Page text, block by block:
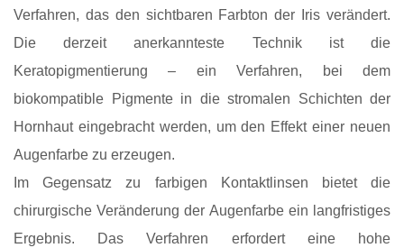
Verfahren, das den sichtbaren Farbton der Iris verändert.
Die derzeit anerkannteste Technik ist die
Keratopigmentierung – ein Verfahren, bei dem
biokompatible Pigmente in die stromalen Schichten der
Hornhaut eingebracht werden, um den Effekt einer neuen
Augenfarbe zu erzeugen.
Im Gegensatz zu farbigen Kontaktlinsen bietet die
chirurgische Veränderung der Augenfarbe ein langfristiges
Ergebnis. Das Verfahren erfordert eine hohe